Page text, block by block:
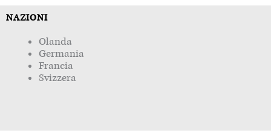
NAZIONI
Olanda
Germania
Francia
Svizzera